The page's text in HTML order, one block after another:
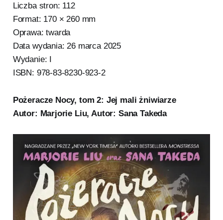
Liczba stron: 112
Format: 170 × 260 mm
Oprawa: twarda
Data wydania: 26 marca 2025
Wydanie: I
ISBN: 978-83-8230-923-2
Pożeracze Nocy, tom 2: Jej mali żniwiarze
Autor: Marjorie Liu, Autor: Sana Takeda